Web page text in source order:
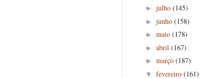
► julho (145)
► junho (158)
► maio (178)
► abril (167)
► março (187)
▼ fevereiro (161)